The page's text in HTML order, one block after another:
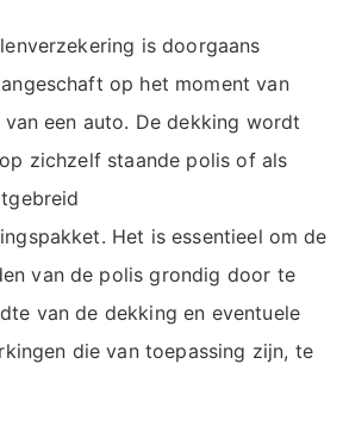
is doorgaans
op het moment van
een auto. De dekking wordt
zichzelf staande polis of als
Het is essentieel om de
van de polis grondig door te
van de dekking en eventuele
die van toepassing zijn, te